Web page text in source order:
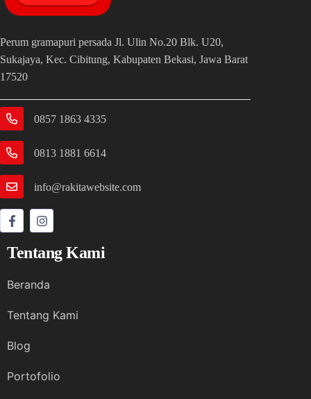
Perum gramapuri persada Jl. Ulin No.20 Blk. U20,
Sukajaya, Kec. Cibitung, Kabupaten Bekasi, Jawa Barat
17520
0857 1863 4335
0813 1881 6614
info@rakitawebsite.com
Tentang Kami
Beranda
Tentang Kami
Blog
Portofolio